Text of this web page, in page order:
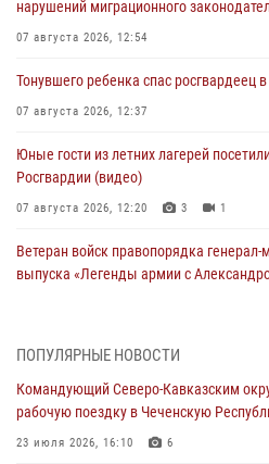
нарушений миграционного
07 августа 2026, 12:54
Тонувшего ребенка спас росгвардеец
07 августа 2026, 12:37
Юные гости из летних лагерей
Росгвардии (видео)
07 августа 2026, 12:20 3 1
Ветеран войск правопорядка
выпуска «Легенды армии с
Представители ФСБ России по
Кузнецова
07 августа 2026, 12:00
ПОПУЛЯРНЫЕ НОВОСТИ
Командующий Северо-Кавказским
рабочую поездку в Чеченскую
23 июля 2026, 16:10 6